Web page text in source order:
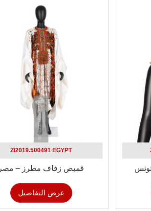
ZI2019.500491 EGYPT
قميص زفاف مطرز – مصر
عرض التفاصيل